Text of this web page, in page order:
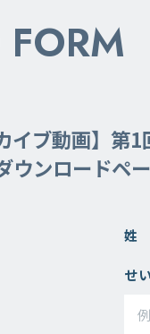
イブ動画】
ウンロードペ
姓
せ